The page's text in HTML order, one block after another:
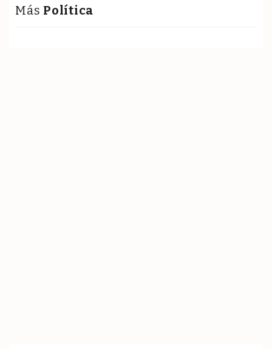
Más Política